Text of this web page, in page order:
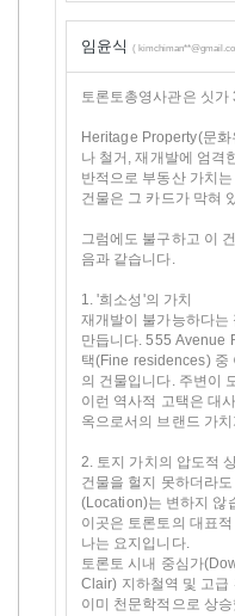
임윤식 (
토론토총영사관은 싯
Heritage Property(문화
나 철거, 재개발에 엄격
반적으로 부동산 가치
건물은 그 카드가 막혀
그럼에도 불구하고 이
음과 같습니다.
1. '희소성'의 가치
재개발이 불가능하다는
만듭니다. 555 Avenue
택(Fine residences) 중
의 건물입니다. 주변이
이런 역사적 고택은 대
옥으로서의 브랜드 가
2. 토지 가치의 압도적
건물을 헐지 못하더라
(Location)는 변하지 않
이곳은 토론토의 대표
나는 요지입니다.
토론토 시내 중심가
Clair) 지하철역 및 고급
이미 천문학적으로 상승